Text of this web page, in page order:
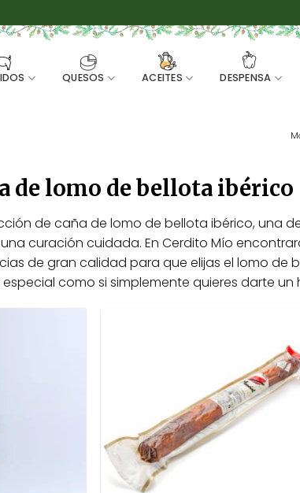
QUESOS ACEITES DESPENSA
de lomo de bellota ibérico
de caña de lomo de bellota ibérico, una
curación cuidada. En Cerdito Mío
de gran calidad para que elijas el lomo de
como si simplemente quieres darte un